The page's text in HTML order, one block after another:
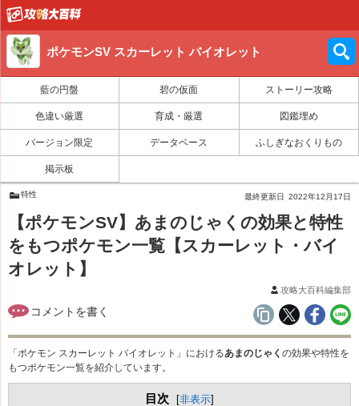
ポケモンSV スカーレット バイオレット
藍の円盤 碧の仮面 ストーリー攻略
色違い厳選 育成・厳選 図鑑埋め
バージョン限定 データベース ふしぎなおくりもの
掲示板
特性 最終更新日 2022年12月17日
【ポケモンSV】あまのじゃくの効果と特性
をもつポケモン一覧【スカーレット・バイ
オレット】
攻略大百科編集部
「ポケモン スカーレット バイオレット」におけるあまのじゃく の効果や特性を
もつポケモン一覧を紹介しています。
目次 [非表示]